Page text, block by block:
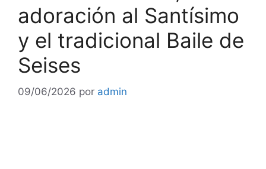
adoración al Santísimo
y el tradicional Baile de
Seises
09/06/2026 por admin